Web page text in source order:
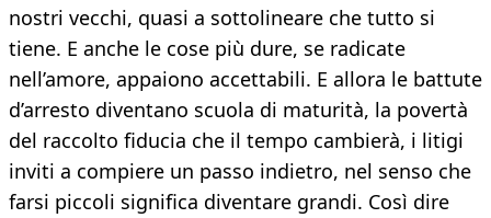
nostri vecchi, quasi a sottolineare che tutto si
tiene. E anche le cose più dure, se radicate
nell’amore, appaiono accettabili. E allora le battute
d’arresto diventano scuola di maturità, la povertà
del raccolto fiducia che il tempo cambierà, i litigi
inviti a compiere un passo indietro, nel senso che
farsi piccoli significa diventare grandi. Così dire